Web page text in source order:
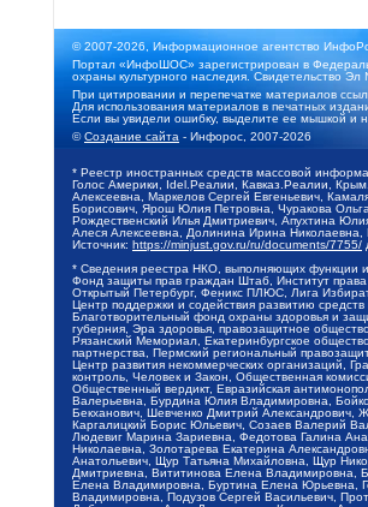
© 2007-2026, Информационное агентство
Портал «ИнфоШОС» зарегистрирован в
охраны культурного наследия. Свидетельство
При цитировании и перепечатке материалов
Для использования материалов в печатных
Если вы увидели ошибку, выделите ее мышкой и
©Создание сайта - Инфорос, 2007-2026
* Реестр иностранных средств массовой
Голос Америки, Idel.Реалии, Кавказ.Реалии,
Алексеевна, Маркелов Сергей Евгеньевич,
Борисович, Ярош Юлия Петровна, Чуракова
Рождественский Илья Дмитриевич, Апухтина
Алеся Алексеевна, Долинина Ирина
Источник: https://minjust.gov.ru/ru/documents/7755/
* Сведения реестра НКО, выполняющих функции
Фонд защиты прав граждан Штаб, Институт
Открытый Петербург, Феникс ПЛЮС, Лига
Центр поддержки и содействия развитию
Благотворительный фонд охраны здоровья и
губерния, Эра здоровья, правозащитное
Рязанский Мемориал, Екатеринбургское
партнерства, Пермский региональный
Центр развития некоммерческих организаций,
контроль, Человек и Закон, Общественная
Общественный вердикт, Евразийская
Валерьевна, Бурдина Юлия Владимировна,
Бекханович, Шевченко Дмитрий Александрович,
Каргалицкий Борис Юльевич, Созаев Валерий
Людевиг Марина Зариевна, Федотова Галина
Николаевна, Золотарева Екатерина
Анатольевич, Щур Татьяна Михайловна, Щур
Дмитриевна, Вититинова Елена Владимировна,
Елена Владимировна, Буртина Елена Юрьевна,
Владимировна, Подузов Сергей Васильевич,